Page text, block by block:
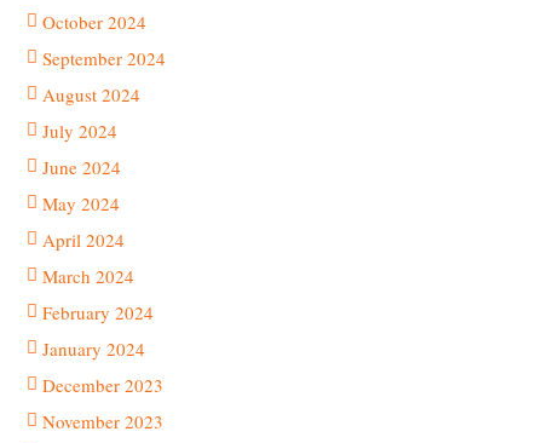
October 2024
September 2024
August 2024
July 2024
June 2024
May 2024
April 2024
March 2024
February 2024
January 2024
December 2023
November 2023